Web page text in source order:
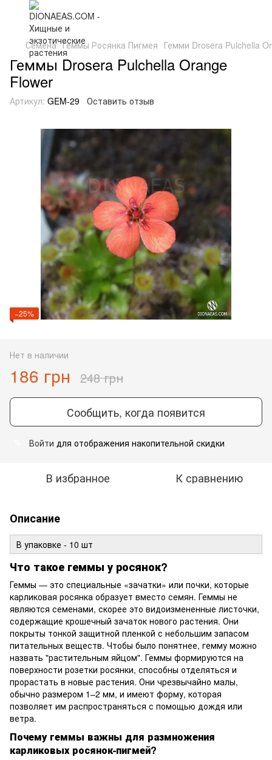
Семена Геммы Росянка Пигмея Гемми Drosera Pulchella
Геммы Drosera Pulchella Orange
Flower
Артикул: GEM-29 Оставить отзыв
−25%
Нет в наличии
186 грн 248 грн
Сообщить, когда появится
Войти для отображения накопительной скидки
В избранное К сравнению
Описание
В упаковке - 10 шт
Что такое геммы у росянок?
Геммы — это специальные «зачатки» или почки, которые
карликовая росянка образует вместо семян. Геммы не
являются семенами, скорее это видоизмененные листочки,
содержащие крошечный зачаток нового растения. Они
покрыты тонкой защитной пленкой с небольшим запасом
питательных веществ. Чтобы было понятнее, гемму можно
назвать "растительным яйцом". Геммы формируются на
поверхности розетки росянки, способны отделяться и
прорастать в новые растения. Они чрезвычайно малы,
обычно размером 1–2 мм, и имеют форму, которая
позволяет им распространяться с помощью дождя или
ветра.
Почему геммы важны для размножения
карликовых росянок-пигмей?